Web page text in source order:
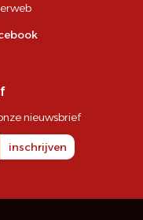
nieuwsbrief
inschrijven